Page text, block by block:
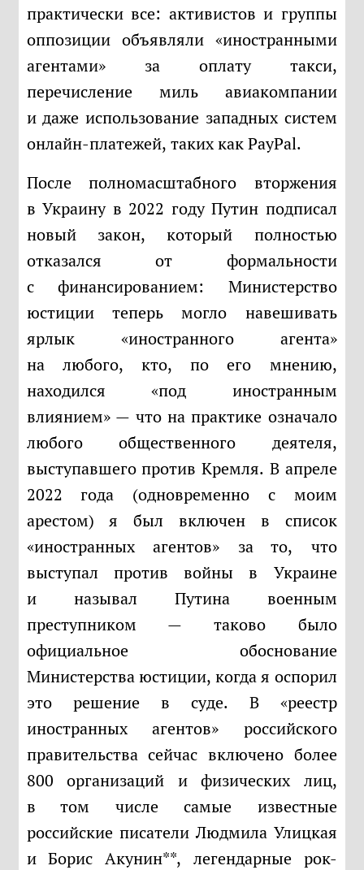
практически все: активистов и группы
оппозиции объявляли «иностранными
агентами» за оплату такси,
перечисление миль авиакомпании
и даже использование западных систем
онлайн-платежей, таких как PayPal.
После полномасштабного вторжения
в Украину в 2022 году Путин подписал
новый закон, который полностью
отказался от формальности
с финансированием: Министерство
юстиции теперь могло навешивать
ярлык «иностранного агента»
на любого, кто, по его мнению,
находился «под иностранным
влиянием» — что на практике означало
любого общественного деятеля,
выступавшего против Кремля. В апреле
2022 года (одновременно с моим
арестом) я был включен в список
«иностранных агентов» за то, что
выступал против войны в Украине
и называл Путина военным
преступником — таково было
официальное обоснование
Министерства юстиции, когда я оспорил
это решение в суде. В «реестр
иностранных агентов» российского
правительства сейчас включено более
800 организаций и физических лиц,
в том числе самые известные
российские писатели Людмила Улицкая
и Борис Акунин**, легендарные рок-